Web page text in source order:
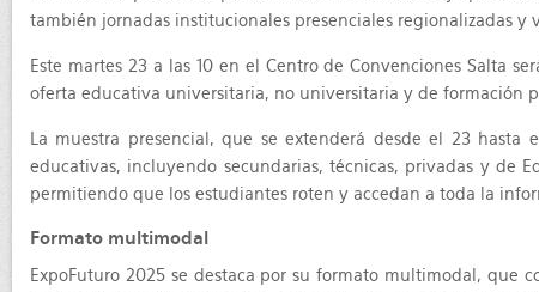
también jornadas institucionales presenciales regionalizadas
Este martes 23 a las 10 en el Centro de Convenciones Salta
oferta educativa universitaria, no universitaria y de formación
La muestra presencial, que se extenderá desde el 23
educativas, incluyendo secundarias, técnicas, privadas y de
permitiendo que los estudiantes roten y accedan a toda la
Formato multimodal
ExpoFuturo 2025 se destaca por su formato multimodal, que